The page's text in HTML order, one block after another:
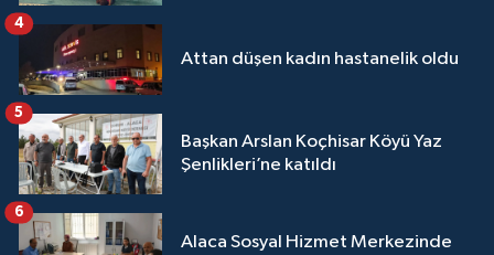
Attan düşen kadın hastanelik oldu
4
Başkan Arslan Koçhisar Köyü Yaz
Şenlikleri’ne katıldı
5
Alaca Sosyal Hizmet Merkezinde
6